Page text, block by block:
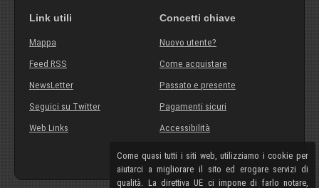
Come quasi tutti i siti web, utilizziamo i cookie per
aiutarci a migliorare il sito ed erogare servizi di
qualità. La direttiva UE ci impone di farlo notare,
Link utili
Mappa
Feed RSS
NewsLetter
Seguici su Twitter
Web Links
Concetti chiave
Nuovo utente?
Come acquistare
Passato e presente
Pagamenti sicuri
Accessibilità